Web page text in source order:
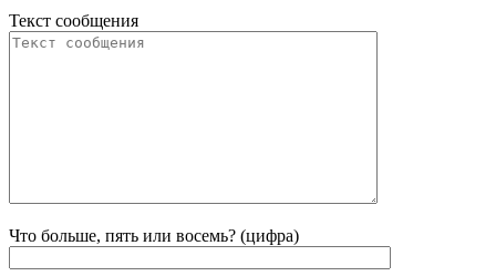
Текст сообщения
Что больше, пять или восемь? (цифра)